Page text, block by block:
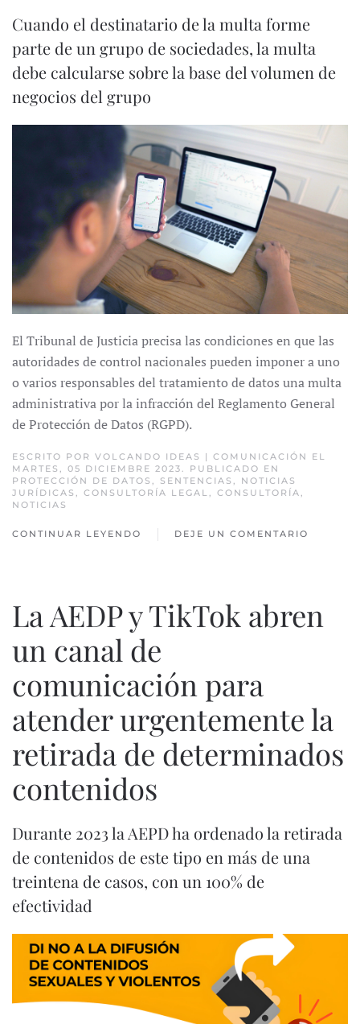
Cuando el destinatario de la multa forme
parte de un grupo de sociedades, la multa
debe calcularse sobre la base del volumen de
negocios del grupo
El Tribunal de Justicia precisa las condiciones en que las
autoridades de control nacionales pueden imponer a uno
o varios responsables del tratamiento de datos una multa
administrativa por la infracción del Reglamento General
de Protección de Datos (RGPD).
ESCRITO POR VOLCANDO IDEAS | COMUNICACIÓN
EL
MARTES, 05 DICIEMBRE 2023. PUBLICADO EN
PROTECCIÓN DE DATOS , SENTENCIAS , NOTICIAS
JURÍDICAS , CONSULTORÍA LEGAL, CONSULTORÍA,
NOTICIAS
CONTINUAR LEYENDO DEJE UN COMENTARIO
La AEDP y TikTok abren
un canal de
comunicación para
atender urgentemente la
retirada de determinados
contenidos
Durante 2023 la AEPD ha ordenado la retirada
de contenidos de este tipo en más de una
treintena de casos, con un 100% de
efectividad